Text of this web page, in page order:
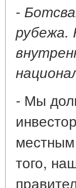
-
рубежа.
- Мы
того,